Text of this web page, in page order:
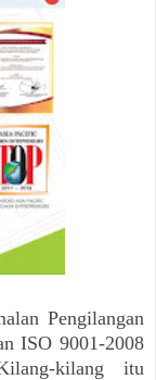
Pengilangan
ISO 9001-2008
kilang itu